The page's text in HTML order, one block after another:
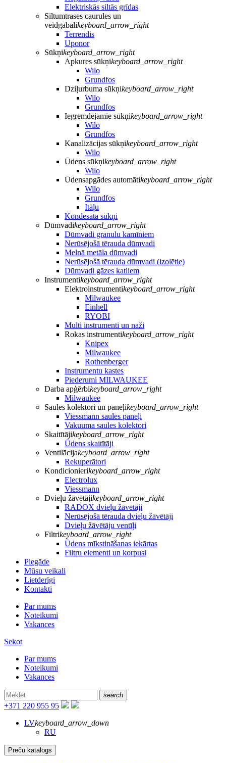
Elektriskās siltās grīdas
Siltumtrases caurules un
veidgabalikeyboard_arrow_right
Terrendis
Uponor
Sūkņikeyboard_arrow_right
Apkures sūkņikeyboard_arrow_right
Wilo
Grundfos
Dziļurbuma sūkņikeyboard_arrow_right
Wilo
Grundfos
Iegremdējamie sūkņikeyboard_arrow_right
Wilo
Grundfos
Kanalizācijas sūkņikeyboard_arrow_right
Wilo
Ūdens sūkņikeyboard_arrow_right
Wilo
Ūdensapgādes automātikeyboard_arrow_right
Wilo
Grundfos
Itāļu
Kondesāta sūkņi
Dūmvadikeyboard_arrow_right
Dūmvadi granulu kamīniem
Nerūsējošā tērauda dūmvadi
Melnā metāla dūmvadi
Nerūsējošā tērauda dūmvadi (izolētie)
Dūmvadi gāzes katliem
Instrumentikeyboard_arrow_right
Elektroinstrumentikeyboard_arrow_right
Milwaukee
Einhell
RYOBI
Multi instrumenti un naži
Rokas instrumentikeyboard_arrow_right
Knipex
Milwaukee
Rothenberger
Instrumentu kastes
Piederumi MILWAUKEE
Darba apģērbikeyboard_arrow_right
Milwaukee
Saules kolektori un paneļikeyboard_arrow_right
Viessmann saules paneļi
Vakuuma saules kolektori
Skaitītājikeyboard_arrow_right
Ūdens skaitītāji
Ventilācijakeyboard_arrow_right
Rekuperātori
Kondicionierikeyboard_arrow_right
Electrolux
Viessmann
Dvieļu žāvētājikeyboard_arrow_right
RADOX dvieļu žāvētāji
Nerūsējošā tērauda dvieļu žāvētāji
Dvieļu žāvētāju ventīļi
Filtrikeyboard_arrow_right
Ūdens mīkstināšanas iekārtas
Filtru elementi un korpusi
Piegāde
Mūsu veikali
Lietderīgi
Kontakti
Par mums
Noteikumi
Vakances
Sekot
Par mums
Noteikumi
Vakances
search
+371 220 955 95
LVkeyboard_arrow_down
RU
Preču katalogs